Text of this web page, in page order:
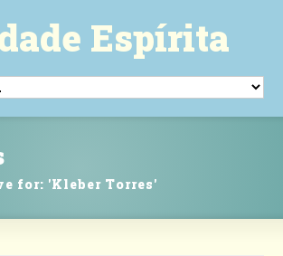
Espírita
for: 'Kleber Torres'